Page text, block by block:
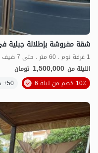
شقة مفروشة بإطلالة جبلية
1 غرفة نوم . 60 متر . حتى 7 ضيف
الليلة من 1,500,000 تومان
10٪ خصم من ليلة 6
50+ حجز ناجح